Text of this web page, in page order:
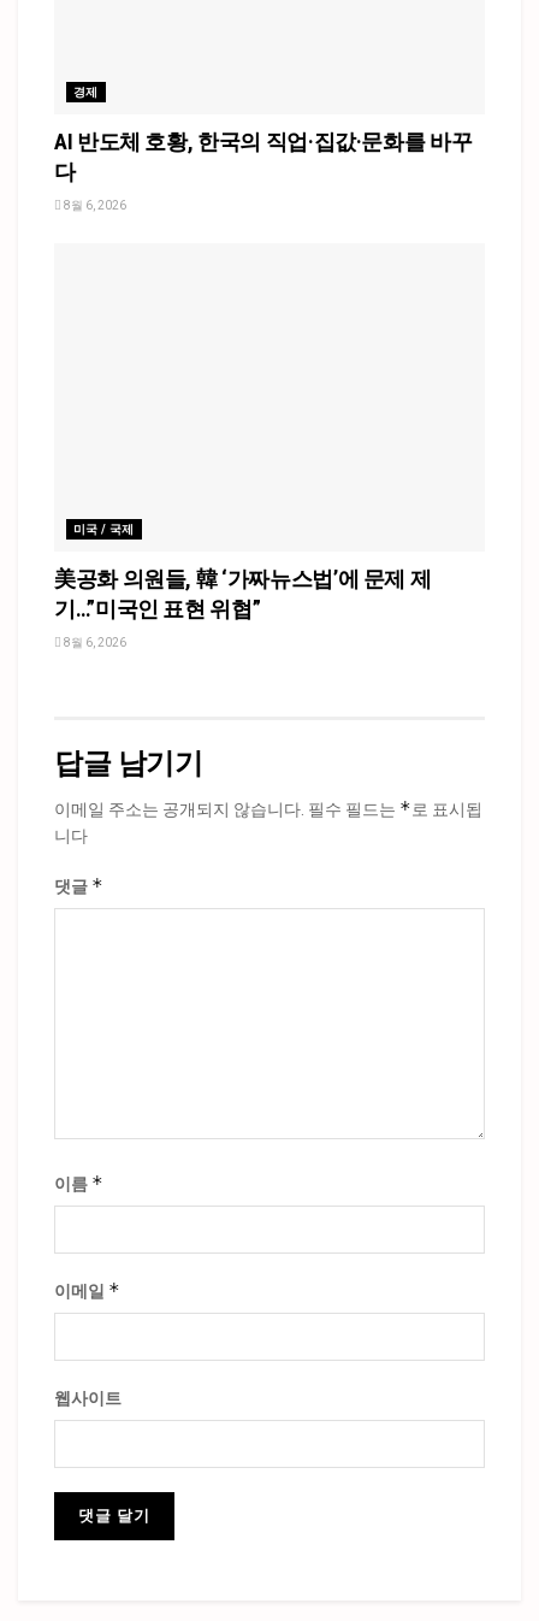
경제
AI 반도체 호황, 한국의 직업·집값·문화를 바꾸
다
8월 6, 2026
미국 / 국제
美공화 의원들, 韓 ‘가짜뉴스법’에 문제 제
기…”미국인 표현 위협”
8월 6, 2026
답글 남기기
이메일 주소는 공개되지 않습니다. 필수 필드는 *로 표시됩
니다
댓글 *
이름 *
이메일 *
웹사이트